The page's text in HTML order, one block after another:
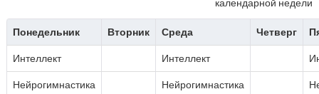
календарной недели
Понедельник Вторник Среда Четверг
Интеллект Интеллект
Нейрогимнастика Нейрогимнастика